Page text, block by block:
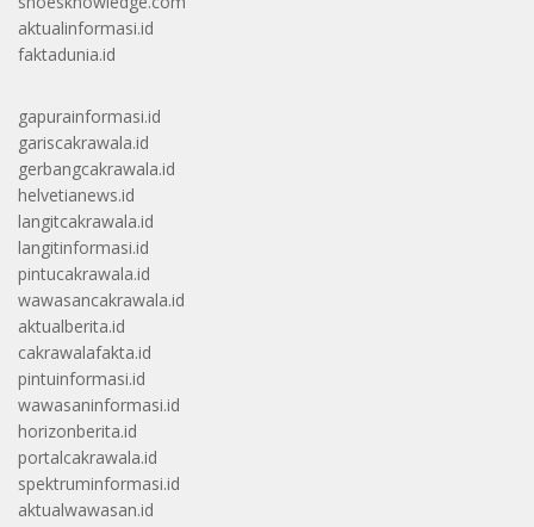
aktualinformasi.id
faktadunia.id
gapurainformasi.id
gariscakrawala.id
gerbangcakrawala.id
helvetianews.id
langitcakrawala.id
langitinformasi.id
pintucakrawala.id
wawasancakrawala.id
aktualberita.id
cakrawalafakta.id
pintuinformasi.id
wawasaninformasi.id
horizonberita.id
portalcakrawala.id
spektruminformasi.id
aktualwawasan.id